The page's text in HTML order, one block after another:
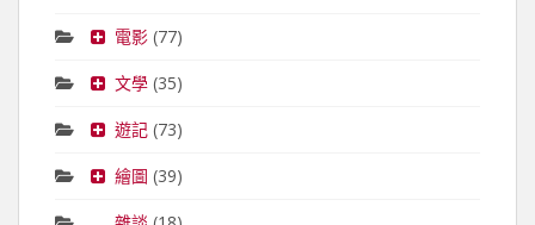
電影(77)
文學(35)
遊記(73)
繪圖 (39)